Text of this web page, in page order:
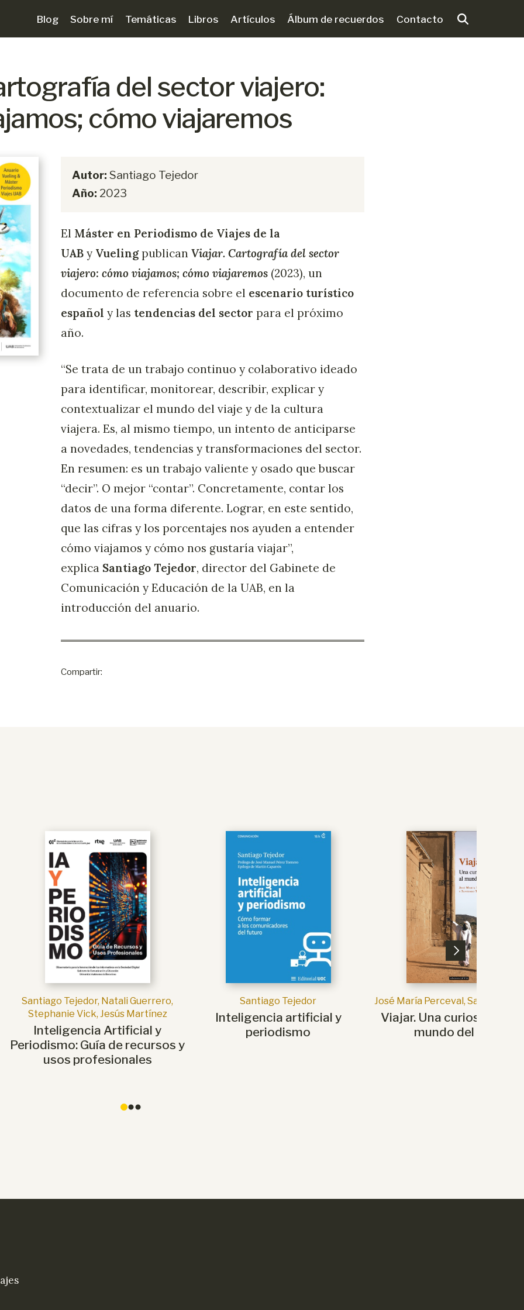
Blog Sobre mí Temáticas Libros Artículos Álbum de recuerdos Contacto
del sector viajero:
cómo viajaremos
Autor: Santiago Tejedor
Año: 2023
El Máster en Periodismo de Viajes de la
UABy Vuelingpublican Viajar. Cartografía del sector
viajero: cómo viajamos; cómo viajaremos(2023), un
documento de referencia sobre el escenario turístico
español y las tendencias del sector para el próximo
año.
“Se trata de un trabajo continuo y colaborativo ideado
para identificar, monitorear, describir, explicar y
contextualizar el mundo del viaje y de la cultura
viajera. Es, al mismo tiempo, un intento de anticiparse
a novedades, tendencias y transformaciones del sector.
En resumen: es un trabajo valiente y osado que buscar
“decir”. O mejor “contar”. Concretamente, contar los
datos de una forma diferente. Lograr, en este sentido,
que las cifras y los porcentajes nos ayuden a entender
cómo viajamos y cómo nos gustaría viajar”,
explica Santiago Tejedor, director del Gabinete de
Comunicación y Educación de la UAB, en la
introducción del anuario.
Compartir:
Santiago Tejedor, Natali Guerrero,
Stephanie Vick, Jesús Martínez
Inteligencia Artificial y
Periodismo: Guía de recursos y
usos profesionales
Santiago Tejedor
Inteligencia artificial y
periodismo
José María Perceval, Santiago
Viajar. Una curiosa
mundo del viaje
01 2